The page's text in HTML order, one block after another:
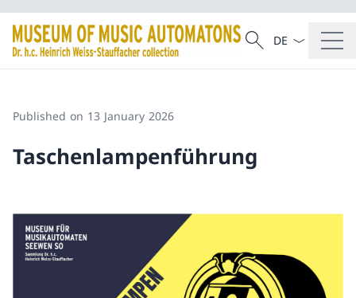
Search
Search
Language
Published on 13 January 2026
Taschenlampenführung